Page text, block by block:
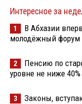
Интересное за
1
В Абхазии
молодёжный форум
2
Пенсию по
уровне не ниже 40%
3 Законы,